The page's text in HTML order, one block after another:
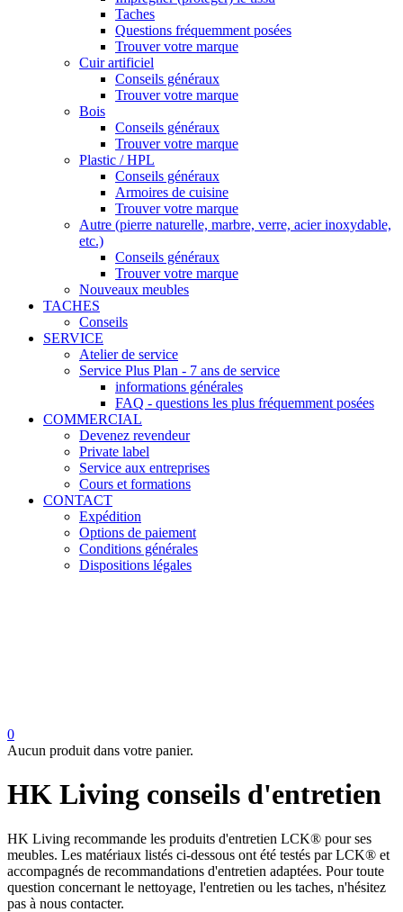
Taches
Questions fréquemment posées
Trouver votre marque
Cuir artificiel
Conseils généraux
Trouver votre marque
Bois
Conseils généraux
Trouver votre marque
Plastic / HPL
Conseils généraux
Armoires de cuisine
Trouver votre marque
Autre (pierre naturelle, marbre, verre, acier inoxydable,
etc.)
Conseils généraux
Trouver votre marque
Nouveaux meubles
TACHES
Conseils
SERVICE
Atelier de service
Service Plus Plan - 7 ans de service
informations générales
FAQ - questions les plus fréquemment posées
COMMERCIAL
Devenez revendeur
Private label
Service aux entreprises
Cours et formations
CONTACT
Expédition
Options de paiement
Conditions générales
Dispositions légales
0
Aucun produit dans votre panier.
HK Living conseils d'entretien
HK Living recommande les produits d'entretien LCK® pour ses
meubles. Les matériaux listés ci-dessous ont été testés par LCK® et
accompagnés de recommandations d'entretien adaptées. Pour toute
question concernant le nettoyage, l'entretien ou les taches, n'hésitez
pas à nous contacter.